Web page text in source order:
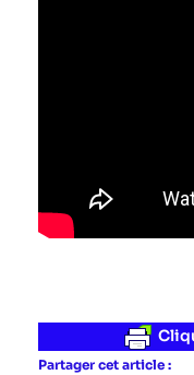
Partager cet article :